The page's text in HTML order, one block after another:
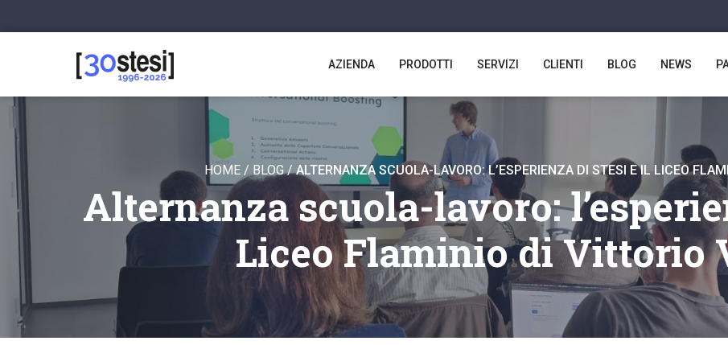
AZIENDA PRODOTTI SERVIZI CLIENTI BLOG NEWS
HOME / BLOG/ALTERNANZA SCUOLA-LAVORO: L’ESPERIENZA DI STESI E IL LICEO
Alternanza scuola-lavoro:
Liceo Flaminio di Vittorio